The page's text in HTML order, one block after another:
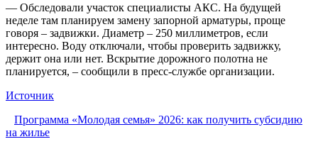
— Обследовали участок специалисты АКС. На будущей
неделе там планируем замену запорной арматуры, проще
говоря – задвижки. Диаметр – 250 миллиметров, если
интересно. Воду отключали, чтобы проверить задвижку,
держит она или нет. Вскрытие дорожного полотна не
планируется, – сообщили в пресс-службе организации.
Источник
Программа «Молодая семья» 2026: как получить субсидию
на жилье